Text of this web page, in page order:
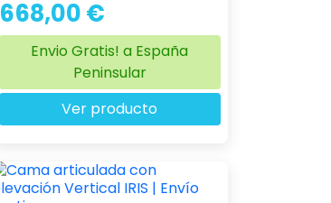
668,00 €
Envio Gratis! a España
Peninsular
Ver producto